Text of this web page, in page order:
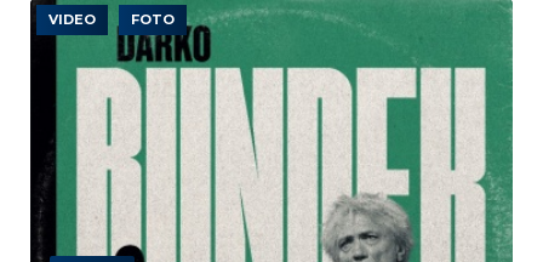
VIDEO FOTO